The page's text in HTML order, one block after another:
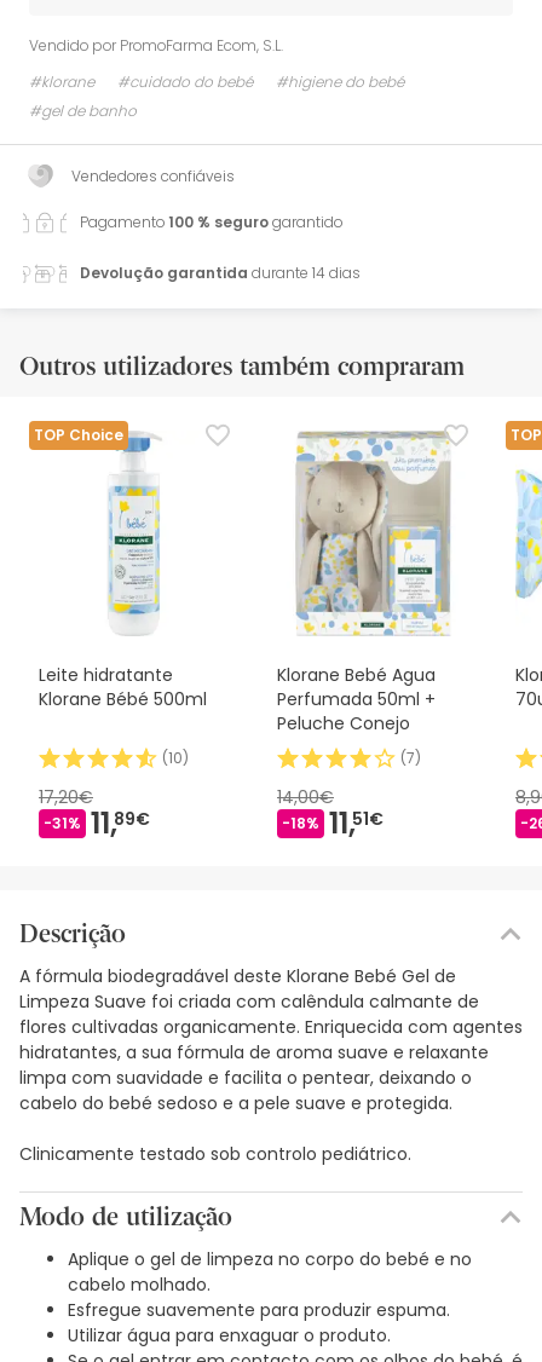
Vendido por PromoFarma Ecom, S.L.
#klorane
#cuidado do bebé
#higiene do bebé
#gel de banho
Vendedores confiáveis
Pagamento100 % segurogarantido
Devolução garantida durante 14 dias
Outros utilizadores também compraram
TOP Choice
Leite hidratante
Klorane Bébé 500ml
(10)
17,20€
-31% 11,89€
Klorane Bebé Agua
Perfumada 50ml +
Peluche Conejo
(7)
14,00€
-18% 11,51€ -
Descrição
A fórmula biodegradável deste Klorane Bebé Gel de
Limpeza Suave foi criada com calêndula calmante de
flores cultivadas organicamente. Enriquecida com agentes
hidratantes, a sua fórmula de aroma suave e relaxante
limpa com suavidade e facilita o pentear, deixando o
cabelo do bebé sedoso e a pele suave e protegida.
Clinicamente testado sob controlo pediátrico.
Modo de utilização
Aplique o gel de limpeza no corpo do bebé e no
cabelo molhado.
Esfregue suavemente para produzir espuma.
Utilizar água para enxaguar o produto.